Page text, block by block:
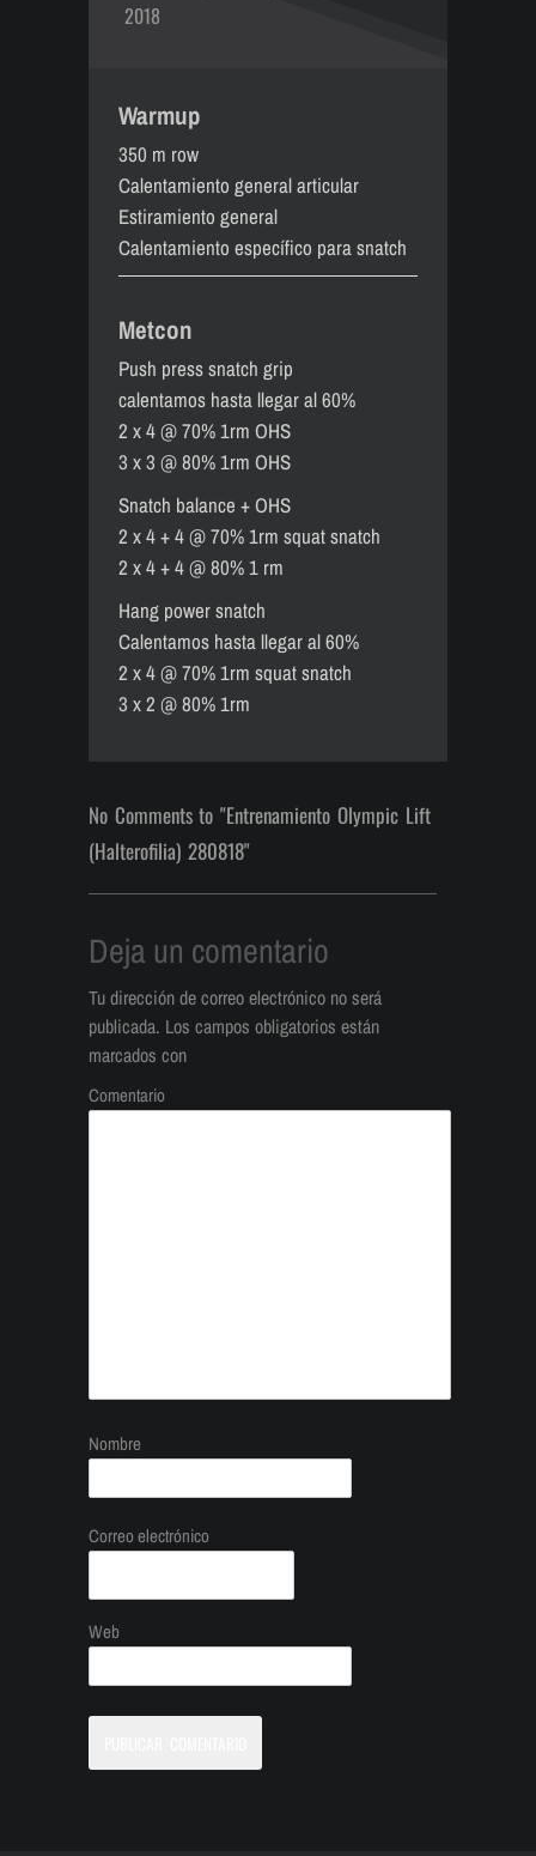
2018
Warmup
350 m row
Calentamiento general articular
Estiramiento general
Calentamiento específico para snatch
Metcon
Push press snatch grip
calentamos hasta llegar al 60%
2 x 4 @ 70% 1rm OHS
3 x 3 @ 80% 1rm OHS
Snatch balance + OHS
2 x 4 + 4 @ 70% 1rm squat snatch
2 x 4 + 4 @ 80% 1 rm
Hang power snatch
Calentamos hasta llegar al 60%
2 x 4 @ 70% 1rm squat snatch
3 x 2 @ 80% 1rm
No Comments to "Entrenamiento Olympic Lift
(Halterofilia) 280818"
Deja un comentario
Tu dirección de correo electrónico no será
publicada. Los campos obligatorios están
marcados con
Comentario
Nombre
Correo electrónico
Web